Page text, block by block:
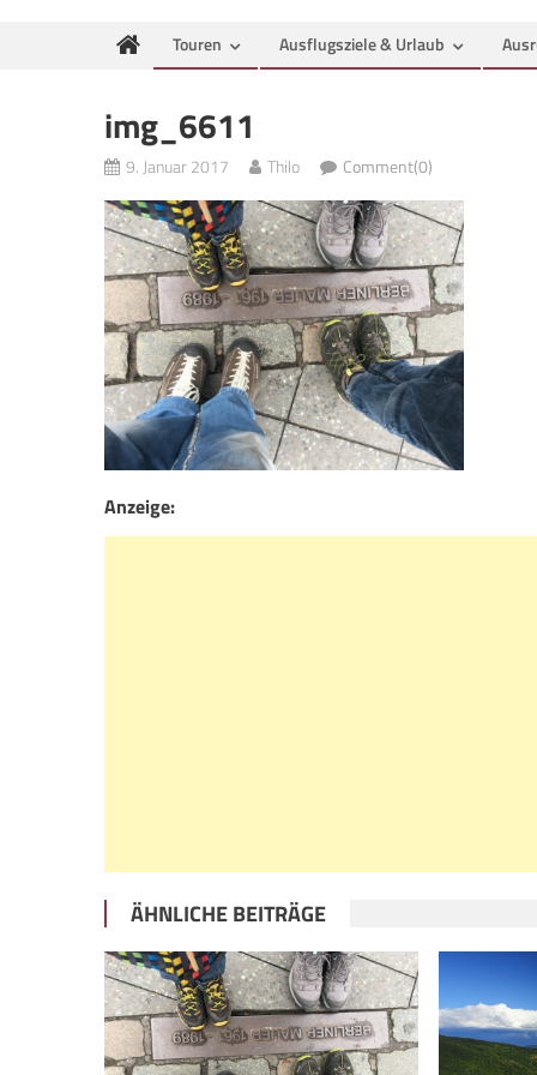
Touren Ausflugsziele & Urlaub
img_6611
9. Januar 2017 Thilo Comment(0)
Anzeige:
ÄHNLICHE BEITRÄGE